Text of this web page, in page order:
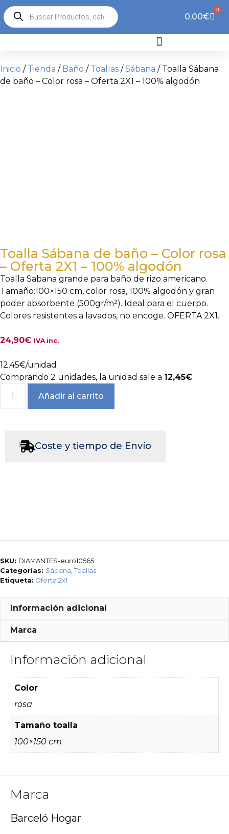
0,00€
0
Inicio / Tienda / Baño / Toallas /Sábana / Toalla Sábana
de baño – Color rosa – Oferta 2X1 – 100% algodón
Toalla Sábana de baño – Color rosa
– Oferta 2X1 – 100% algodón
Toalla Sabana grande para baño de rizo americano.
Tamaño:100×150 cm, color rosa, 100% algodón y gran
poder absorbente (500gr/m²). Ideal para el cuerpo.
Colores resistentes a lavados, no encoge. OFERTA 2X1.
24,90€ IVA inc.
12,45€/unidad
Comprando 2 unidades, la unidad sale a 12,45€
Añadir al carrito
Coste y tiempo de Envío
SKU: DIAMANTES-euro10565
Categorías: Sábana Toallas
Etiqueta: Oferta 2x1
Información adicional
Marca
Información adicional
Color
rosa
Tamaño toalla
100×150 cm
Marca
Barceló Hogar